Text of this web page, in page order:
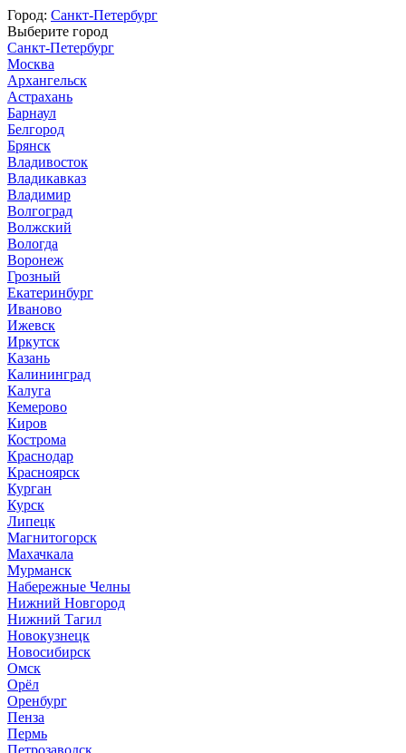
Город: Санкт-Петербург
Выберите город
Санкт-Петербург
Москва
Архангельск
Астрахань
Барнаул
Белгород
Брянск
Владивосток
Владикавказ
Владимир
Волгоград
Волжский
Вологда
Воронеж
Грозный
Екатеринбург
Иваново
Ижевск
Иркутск
Казань
Калининград
Калуга
Кемерово
Киров
Кострома
Краснодар
Красноярск
Курган
Курск
Липецк
Магнитогорск
Махачкала
Мурманск
Набережные Челны
Нижний Новгород
Нижний Тагил
Новокузнецк
Новосибирск
Омск
Орёл
Оренбург
Пенза
Пермь
Петрозаводск